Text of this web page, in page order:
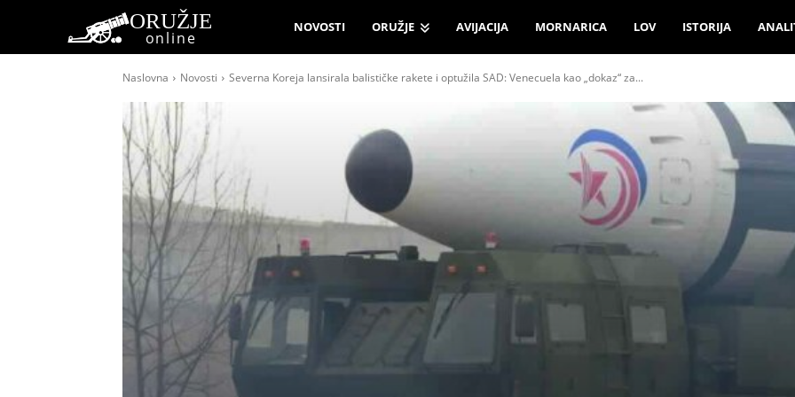
ORUŽJE
online
NOVOSTI ORUŽJE AVIJACIJA MORNARICA LOV ISTORIJA
Naslovna Novosti Severna Koreja lansirala balističke rakete i optužila SAD: Venecuela kao „dokaz“ za...